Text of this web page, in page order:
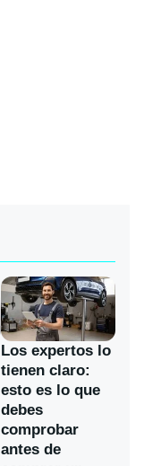
Los expertos lo
tienen claro:
esto es lo que
debes
comprobar
antes de